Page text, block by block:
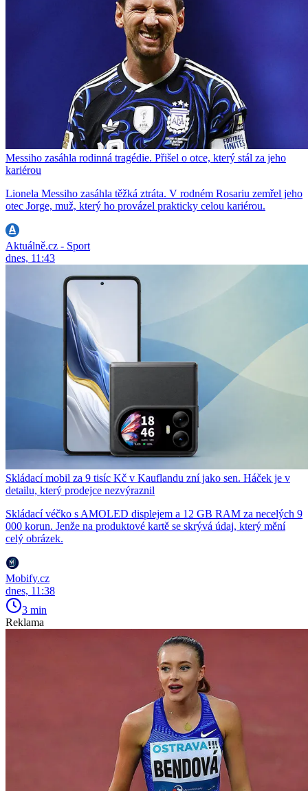
Messiho zasáhla rodinná tragédie. Přišel o otce, který stál za jeho
kariérou
Lionela Messiho zasáhla těžká ztráta. V rodném Rosariu zemřel jeho
otec Jorge, muž, který ho provázel prakticky celou kariérou.
Aktuálně.cz - Sport
dnes, 11:43
Skládací mobil za 9 tisíc Kč v Kauflandu zní jako sen. Háček je v
detailu, který prodejce nezvýraznil
Skládací véčko s AMOLED displejem a 12 GB RAM za necelých 9
000 korun. Jenže na produktové kartě se skrývá údaj, který mění
celý obrázek.
Mobify.cz
dnes, 11:38
3 min
Reklama